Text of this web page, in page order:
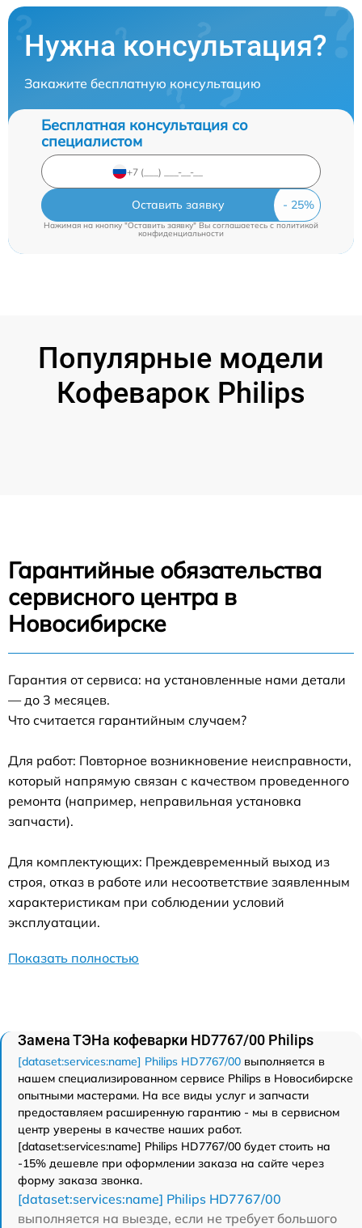
Нужна консультация?
Закажите бесплатную консультацию
Бесплатная консультация со
специалистом
Оставить заявку
Нажимая на кнопку "Оставить заявку" Вы соглашаетесь c политикой
конфиденциальности
Популярные модели
Кофеварок Philips
Гарантийные обязательства
сервисного центра в
Новосибирске
Гарантия от сервиса: на установленные нами детали
— до 3 месяцев.
Что считается гарантийным случаем?
Для работ: Повторное возникновение неисправности,
который напрямую связан с качеством проведенного
ремонта (например, неправильная установка
запчасти).
Для комплектующих: Преждевременный выход из
строя, отказ в работе или несоответствие заявленным
характеристикам при соблюдении условий
эксплуатации.
Показать полностью
Замена ТЭНа кофеварки HD7767/00 Philips
[dataset:services:name] Philips HD7767/00 выполняется в
нашем специализированном сервисе Philips в Новосибирске
опытными мастерами. На все виды услуг и запчасти
предоставляем расширенную гарантию - мы в сервисном
центр уверены в качестве наших работ.
[dataset:services:name] Philips HD7767/00 будет стоить на
-15% дешевле при оформлении заказа на сайте через
форму заказа звонка.
[dataset:services:name] Philips HD7767/00
выполняется на выезде, если не требует большого